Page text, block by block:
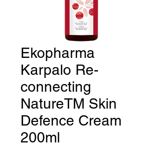
Ekopharma
Karpalo Re-
connecting
NatureTM Skin
Defence Cream
200ml